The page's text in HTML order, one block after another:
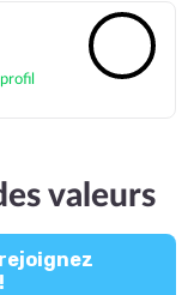
valeurs